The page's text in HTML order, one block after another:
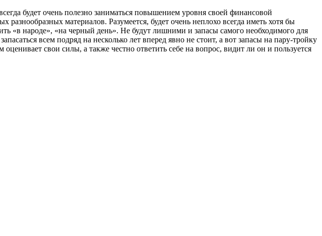
будет очень полезно заниматься повышением уровня своей финансовой
материалов. Разумеется, будет очень неплохо всегда иметь хотя бы
«в народе», «на черный день». Не будут лишними и запасы самого необходимого для
всем подряд на несколько лет вперед явно не стоит, а вот запасы на пару-тройку
свои силы, а также честно ответить себе на вопрос, видит ли он и пользуется